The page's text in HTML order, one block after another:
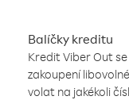
Balíčky kreditu
Kredit Viber Out
zakoupení
volat na jakékoli